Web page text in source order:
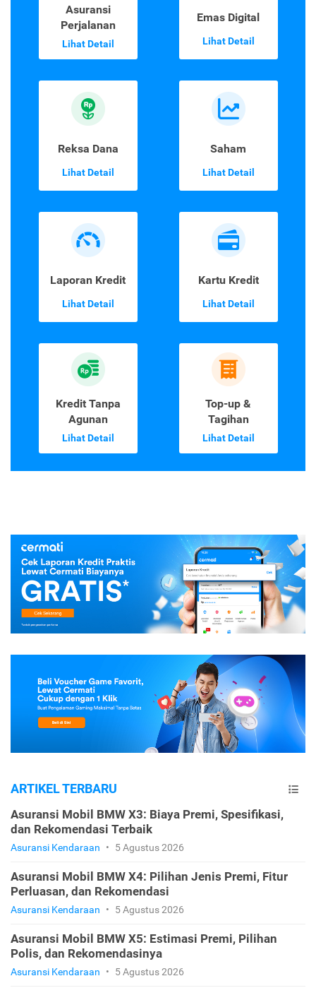
Asuransi
Perjalanan
Lihat Detail
Emas Digital
Lihat Detail
Reksa Dana
Lihat Detail
Saham
Lihat Detail
Laporan Kredit
Lihat Detail
Kartu Kredit
Lihat Detail
Kredit Tanpa
Agunan
Lihat Detail
Top-up &
Tagihan
Lihat Detail
ARTIKEL TERBARU
Asuransi Mobil BMW X3: Biaya Premi, Spesifikasi,
dan Rekomendasi Terbaik
Asuransi Kendaraan • 5 Agustus 2026
Asuransi Mobil BMW X4: Pilihan Jenis Premi, Fitur
Perluasan, dan Rekomendasi
Asuransi Kendaraan • 5 Agustus 2026
Asuransi Mobil BMW X5: Estimasi Premi, Pilihan
Polis, dan Rekomendasinya
Asuransi Kendaraan • 5 Agustus 2026